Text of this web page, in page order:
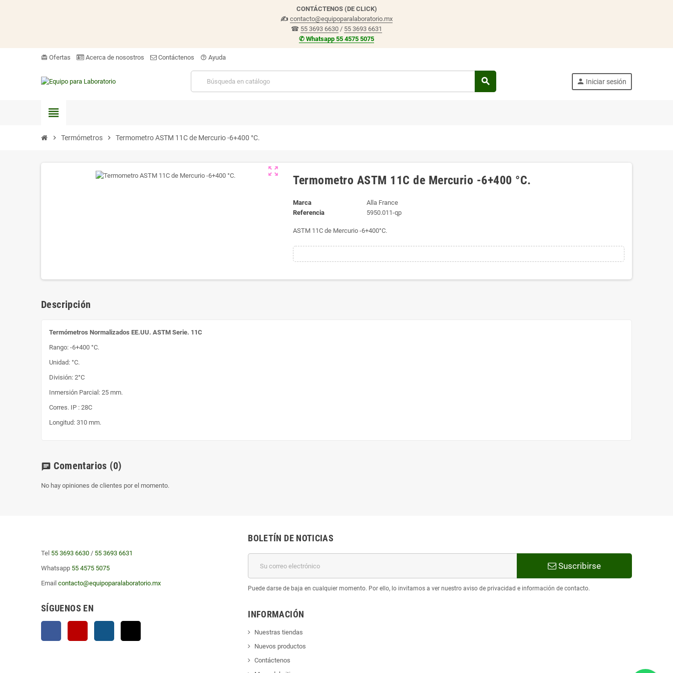
CONTÁCTENOS (DE CLICK)
✍ contacto@equipoparalaboratorio.mx
☎ 55 3693 6630 / 55 3693 6631
✆ Whatsapp 55 4575 5075
card_giftcard Ofertas Acerca de nosostros Contáctenos help_outline Ayuda
search person Iniciar sesión
view_headline
chevron_right Termómetros chevron_right Termometro ASTM 11C de Mercurio -6+400 °C.
zoom_out_map
Termometro ASTM 11C de Mercurio -6+400 °C.
Marca
Alla France
Referencia
5950.011-qp
ASTM 11C de Mercurio -6+400​°C.
Descripción
Termómetros Normalizados EE.UU. ASTM Serie. 11C
Rango: -6+400 °C.
Unidad: °C.
División: 2°C
Inmersión Parcial: 25 mm.
Corres. IP : 28C
Longitud: 310 mm.
chat Comentarios (0)
No hay opiniones de clientes por el momento.
Tel 55 3693 6630 / 55 3693 6631
Whatsapp 55 4575 5075
Email contacto@equipoparalaboratorio.mx
SÍGUENOS EN
BOLETÍN DE NOTICIAS
Suscribirse
Puede darse de baja en cualquier momento. Por ello, lo invitamos a ver nuestro aviso de privacidad e información de contacto.
INFORMACIÓN
Nuestras tiendas
Nuevos productos
Contáctenos